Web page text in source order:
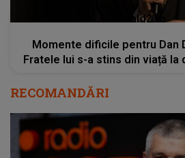
kanald2.ro
Momente dificile pentru Dan
Fratele lui s-a stins din viață la
RECOMANDĂRI